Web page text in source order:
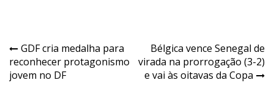
Navegação
de
GDF cria medalha para
reconhecer protagonismo
jovem no DF
Bélgica vence Senegal de
virada na prorrogação (3-2)
e vai às oitavas da Copa